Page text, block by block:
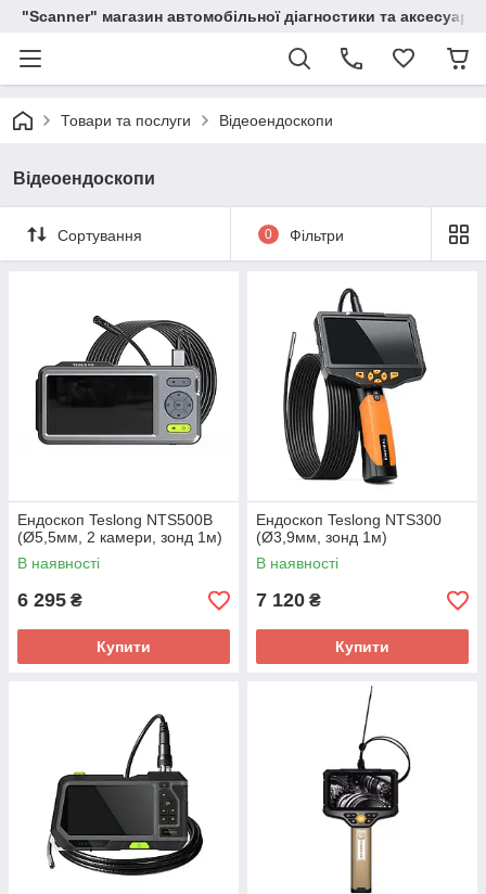
"Scanner" магазин автомобільної діагностики та аксесуарів
Товари та послуги Відеоендоскопи
Відеоендоскопи
Сортування 0 Фільтри
Ендоскоп Teslong NTS500B
(Ø5,5мм, 2 камери, зонд 1м)
В наявності
6 295 ₴
Купити
Ендоскоп Teslong NTS300
(Ø3,9мм, зонд 1м)
В наявності
7 120 ₴
Купити